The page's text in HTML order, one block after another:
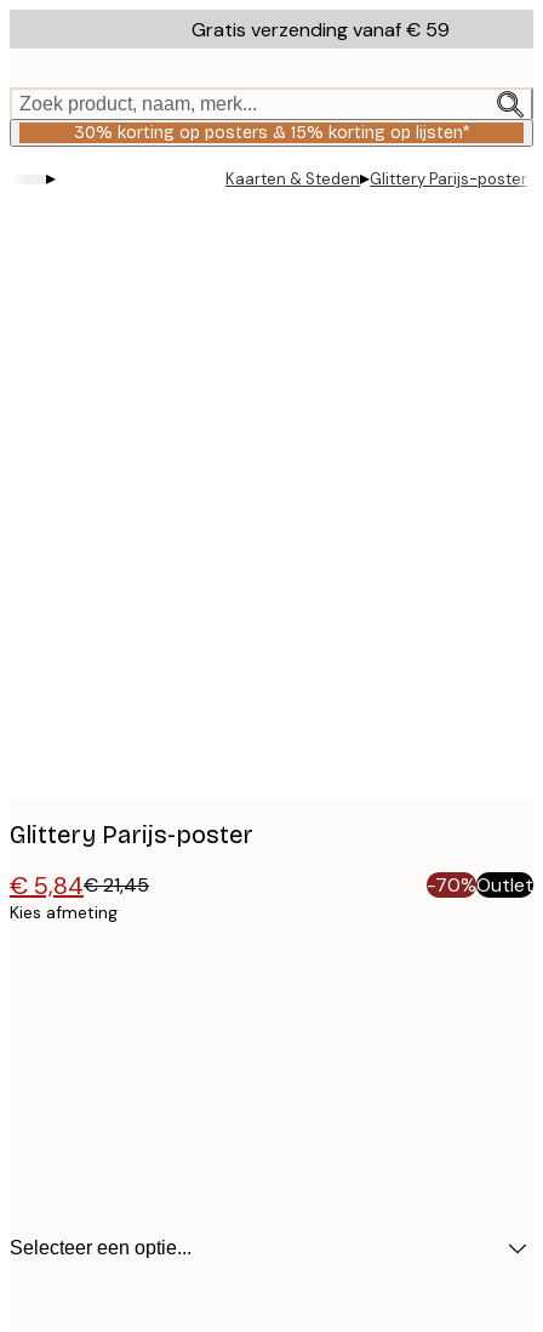
to
content.
Gratis verzending vanaf € 59
Zoek product, naam, merk...
30% korting op posters & 15% korting op lijsten*
▸ Kaarten & Steden▸Glittery Parijs-poster
Glittery Parijs-poster
€ 5,84€ 21,45 -70%Outlet
Kies afmeting
Selecteer een optie...